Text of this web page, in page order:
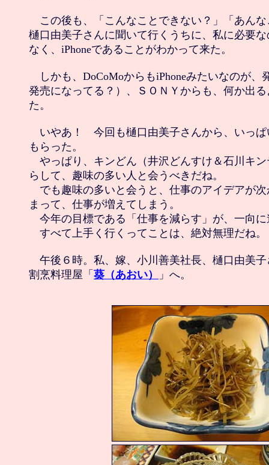
この後も、「こんなことできない？」「あん
樋口由美子さんに聞いて行くうちに、私に必要な
なく、iPhoneであることがわかって来た。
しかも、DoCoMoからもiPhoneみたいなのが、
発売になってる？）、ＳＯＮＹからも、何か出
た。
いやあ！　今回も樋口由美子さんから、いっ
もらった。
やっぱり、キンどん（井沢どんすけ＆石川キ
らして、趣味の多い人と会うべきだね。
でも趣味の多いと会うと、仕事のアイデアが
まって、仕事が増えてしまう。
今年の目標である「仕事を減らす」が、一向
すべて上手く行くってことは、絶対無理だね。
午後６時。私、嫁、小川善美社長、樋口由美
割烹料理屋「 葵（あおい）